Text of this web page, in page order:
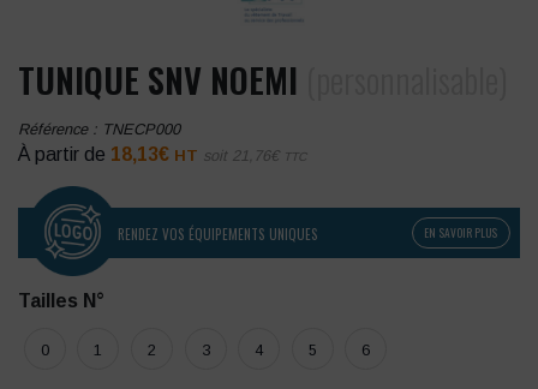
TUNIQUE SNV NOEMI
Référence : TNECP000
À partir de 18,13€ HT soit 21,76€ TTC
RENDEZ VOS ÉQUIPEMENTS UNIQUES EN SAVOIR PLUS
Tailles N°
0 1 2 3 4 5 6